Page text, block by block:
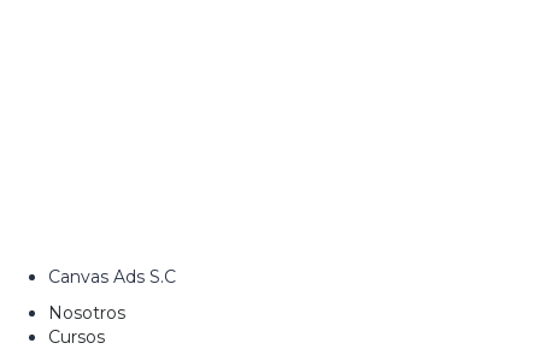
Canvas Ads S.C
Nosotros
Cursos